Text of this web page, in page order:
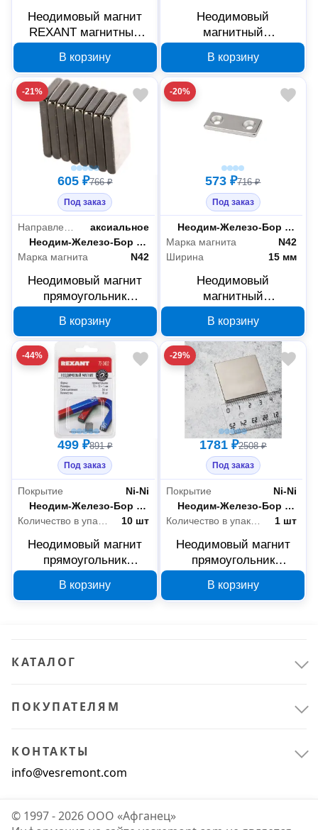
Неодимовый магнит
REXANT магнитный
мм 72-3700
В корзину
Неодимовый
магнитный
REXANT 72-3702, 2 шт.
В корзину
-21%
605 ₽766 ₽
Под заказ
Направление намагниченности
аксиальное
Материал
Неодим-Железо-Бор (NdFeB)
Марка магнита
N42
Неодимовый магнит
прямоугольник
В корзину
-20%
573 ₽716 ₽
Под заказ
Материал
Неодим-Железо-Бор (NdFeB)
Марка магнита
N42
Ширина
15 мм
Неодимовый
магнитный
REXANT 72-3703,
35х15х3 мм
В корзину
-44%
499 ₽891 ₽
Под заказ
Покрытие
Ni-Ni
Материал
Неодим-Железо-Бор (NdFeB)
10 шт
Неодимовый магнит
прямоугольник
шт 72-3402
В корзину
-29%
1781 ₽2508 ₽
Под заказ
Покрытие
Ni-Ni
Материал
Неодим-Железо-Бор (NdFeB)
Количество в упаковке
1 шт
Неодимовый магнит
прямоугольник
72-3401
В корзину
КАТАЛОГ
ПОКУПАТЕЛЯМ
КОНТАКТЫ
info@vesremont.com
© 1997 - 2026 ООО «Афганец»